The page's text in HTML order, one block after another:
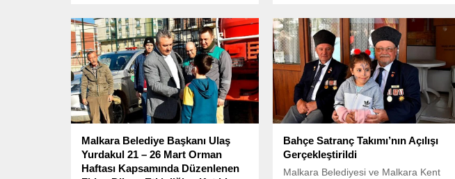
etkinlikler ve Uğur Arslan’ın
sunumuyla Tek Rumeli TV
ekranlarında maneviyat dolu
sohbetler… On bir ayın...
Malkara Belediye Başkanı Ulaş
Yurdakul 21 – 26 Mart Orman
Haftası Kapsamında Düzenlenen
Bahçe Satranç Takımı’nın Açılışı
Gerçekleştirildi
Malkara Belediyesi ve Malkara Kent